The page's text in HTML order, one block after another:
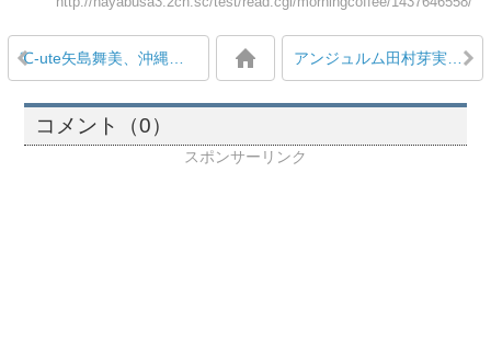
℃-ute矢島舞美、沖縄で吉澤ひとみとダイビングか アンジュルム田村芽実「新メンバーに怒らないでとたくさんの方からお叱りを受けてしまいました、自分を見つめ直そう、ごめんなさい」
コメント（0）
スポンサーリンク